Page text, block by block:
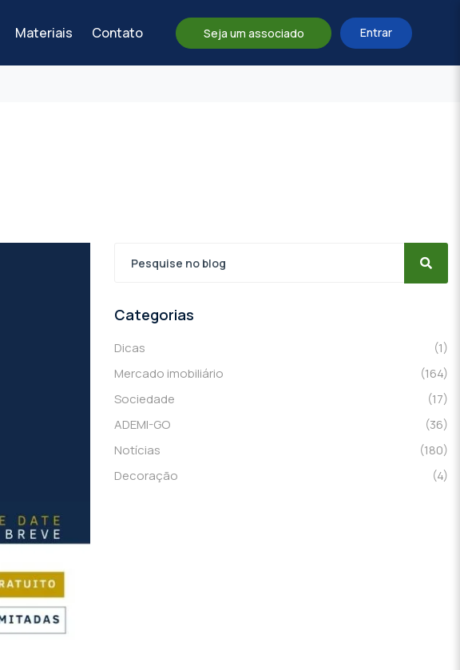
Materiais Contato Seja um associado Entrar
Categorias
Dicas
(1)
Mercado imobiliário
(164)
Sociedade
(17)
ADEMI-GO
(36)
Notícias
(180)
Decoração
(4)